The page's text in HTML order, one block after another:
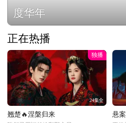
度华年
正在热播
独播
24集全
翘楚🔥涅槃归来 悬